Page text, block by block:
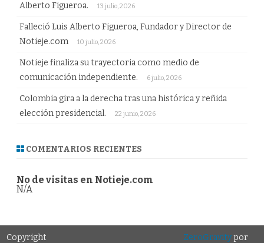
Alberto Figueroa.
13 julio, 2026
Falleció Luis Alberto Figueroa, Fundador y Director de
Notieje.com
10 julio, 2026
Notieje finaliza su trayectoria como medio de
comunicación independiente.
6 julio, 2026
Colombia gira a la derecha tras una histórica y reñida
elección presidencial.
22 junio, 2026
COMENTARIOS RECIENTES
No de visitas en Notieje.com
N/A
Copyright ZeroGravitypor